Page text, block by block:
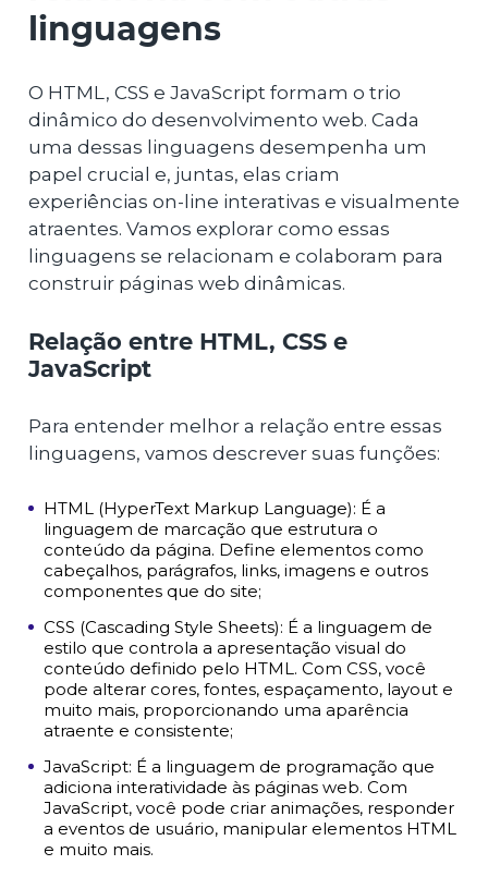
linguagens
O HTML, CSS e JavaScript formam o trio
dinâmico do desenvolvimento web. Cada
uma dessas linguagens desempenha um
papel crucial e, juntas, elas criam
experiências on-line interativas e visualmente
atraentes. Vamos explorar como essas
linguagens se relacionam e colaboram para
construir páginas web dinâmicas.
Relação entre HTML, CSS e
JavaScript
Para entender melhor a relação entre essas
linguagens, vamos descrever suas funções:
HTML (HyperText Markup Language): É a
linguagem de marcação que estrutura o
conteúdo da página. Define elementos como
cabeçalhos, parágrafos, links, imagens e outros
componentes que do site;
CSS (Cascading Style Sheets): É a linguagem de
estilo que controla a apresentação visual do
conteúdo definido pelo HTML. Com CSS, você
pode alterar cores, fontes, espaçamento, layout e
muito mais, proporcionando uma aparência
atraente e consistente;
JavaScript: É a linguagem de programação que
adiciona interatividade às páginas web. Com
JavaScript, você pode criar animações, responder
a eventos de usuário, manipular elementos HTML
e muito mais.